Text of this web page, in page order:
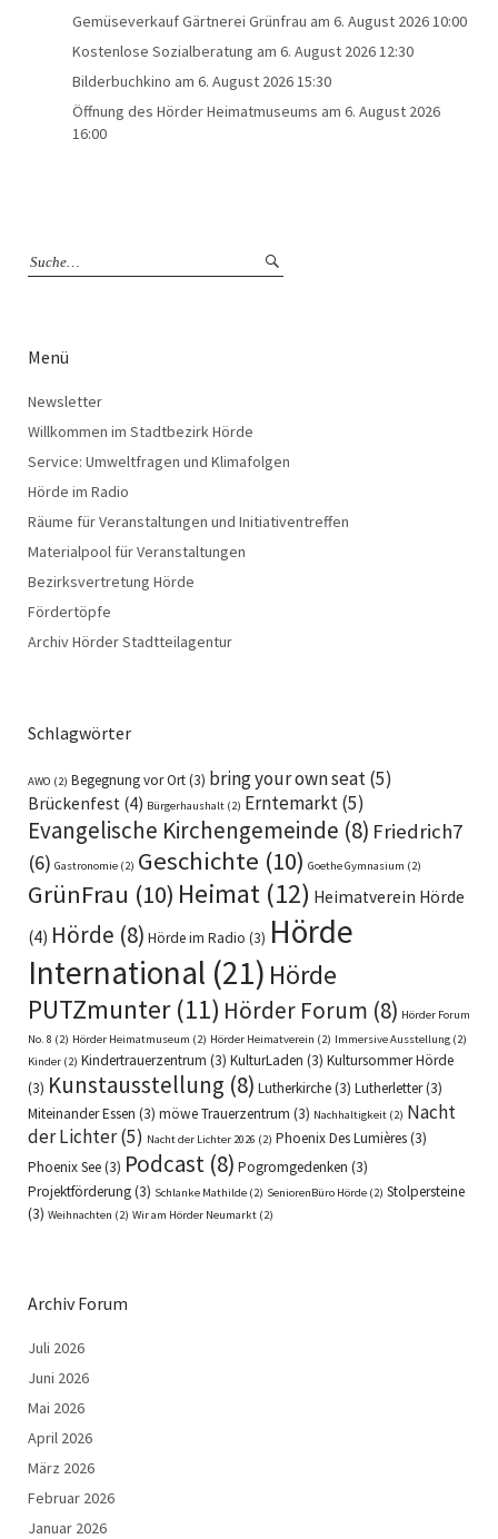
Gemüseverkauf Gärtnerei Grünfrau am 6. August 2026 10:00
Kostenlose Sozialberatung am 6. August 2026 12:30
Bilderbuchkino am 6. August 2026 15:30
Öffnung des Hörder Heimatmuseums am 6. August 2026
16:00
Menü
Newsletter
Willkommen im Stadtbezirk Hörde
Service: Umweltfragen und Klimafolgen
Hörde im Radio
Räume für Veranstaltungen und Initiativentreffen
Materialpool für Veranstaltungen
Bezirksvertretung Hörde
Fördertöpfe
Archiv Hörder Stadtteilagentur
Schlagwörter
AWO (2) Begegnung vor Ort(3) bring your own seat(5)
Brückenfest (4) Bürgerhaushalt (2) Erntemarkt(5)
Evangelische Kirchengemeinde (8) Friedrich7
(6) Gastronomie (2) Geschichte (10) Goethe Gymnasium (2)
GrünFrau (10) Heimat (12) Heimatverein Hörde
(4) Hörde (8) Hörde im Radio (3) Hörde
International (21) Hörde
PUTZmunter(11) Hörder Forum (8) Hörder Forum
No. 8 (2) Hörder Heimatmuseum (2) Hörder Heimatverein (2) Immersive Ausstellung (2)
Kinder (2) Kindertrauerzentrum (3) KulturLaden (3) Kultursommer Hörde
(3) Kunstausstellung (8) Lutherkirche(3) Lutherletter(3)
Miteinander Essen (3) möwe Trauerzentrum (3) Nachhaltigkeit (2) Nacht
der Lichter(5) Nacht der Lichter 2026 (2) Phoenix Des Lumières(3)
Phoenix See(3) Podcast (8) Pogromgedenken (3)
Projektförderung(3) Schlanke Mathilde (2) SeniorenBüro Hörde (2) Stolpersteine
(3) Weihnachten (2) Wir am Hörder Neumarkt (2)
Archiv Forum
Juli 2026
Juni 2026
Mai 2026
April 2026
März 2026
Februar 2026
Januar 2026